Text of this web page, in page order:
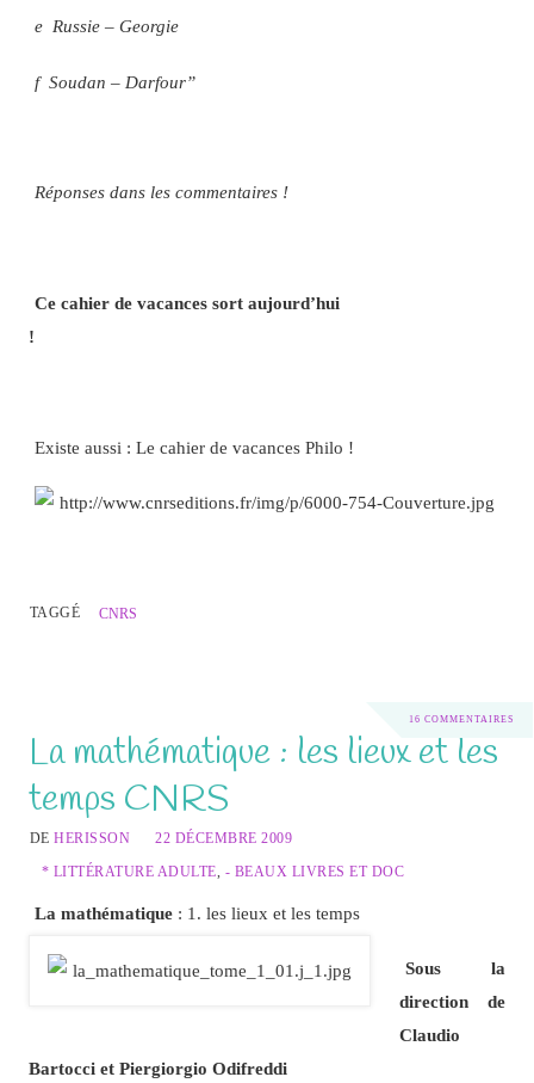
e Russie – Georgie
f Soudan – Darfour”
Réponses dans les commentaires !
Ce cahier de vacances sort aujourd’hui
!
Existe aussi : Le cahier de vacances Philo !
TAGGÉ CNRS
16 COMMENTAIRES
La mathématique : les lieux et les
temps CNRS
DEHERISSON
22 DÉCEMBRE 2009
* LITTÉRATURE ADULTE - BEAUX LIVRES ET DOC
La mathématique: 1. les lieux et les temps
Sous la
direction de
Claudio
Bartocci et Piergiorgio Odifreddi